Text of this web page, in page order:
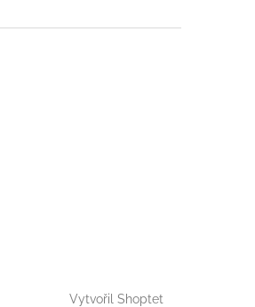
Vytvořil Shoptet